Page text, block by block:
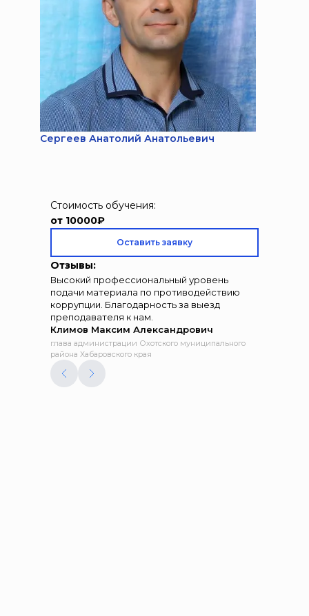
Сергеев Анатолий Анатольевич
Стоимость обучения:
от 10000₽
Оставить заявку
Отзывы:
Высокий профессиональный уровень
подачи материала по противодействию
коррупции. Благодарность за выезд
преподавателя к нам.
Климов Максим Александрович
глава администрации Охотского муниципального
района Хабаровского края